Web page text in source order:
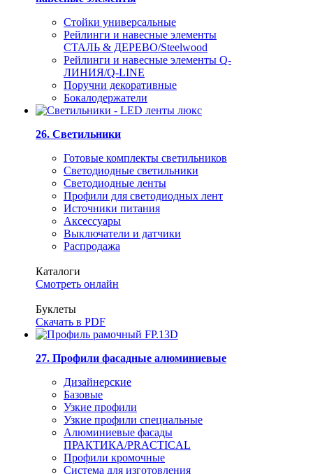
Стойки универсальные
Рейлинги и навесные элементы
СТАЛЬ & ДЕРЕВО/Steelwood
Рейлинги и навесные элементы Q-
ЛИНИЯ/Q-LINE
Поручни декоративные
Бокалодержатели
26. Светильники
Готовые комплекты светильников
Светодиодные светильники
Светодиодные ленты
Профили для светодиодных лент
Источники питания
Аксессуары
Выключатели и датчики
Распродажа
Каталоги
Смотреть онлайн
Буклеты
Скачать в PDF
27. Профили фасадные алюминиевые
Дизайнерские
Базовые
Узкие профили
Узкие профили специальные
Алюминиевые фасады
ПРАКТИКА/PRACTICAL
Профили кромочные
Система для изготовления